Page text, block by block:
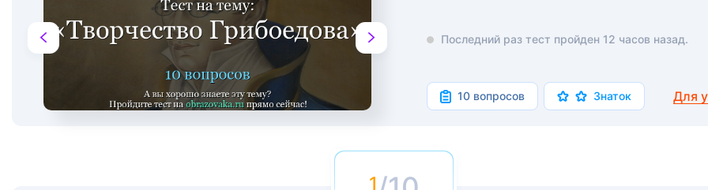
Последний раз тест пройден 12 часов назад.
10 вопросов Знаток Для